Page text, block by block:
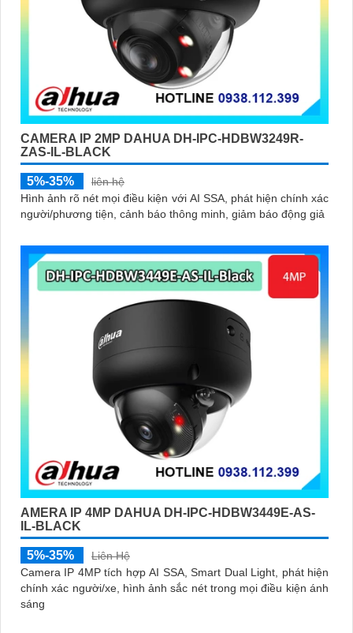
CAMERA IP 2MP DAHUA DH-IPC-HDBW3249R-
ZAS-IL-BLACK
5%-35%
liên hệ
Hình ảnh rõ nét mọi điều kiện với AI SSA, phát hiện chính xác
người/phương tiện, cảnh báo thông minh, giảm báo động giả
AMERA IP 4MP DAHUA DH-IPC-HDBW3449E-AS-
IL-BLACK
5%-35%
Liên Hệ
Camera IP 4MP tích hợp AI SSA, Smart Dual Light, phát hiện
chính xác người/xe, hình ảnh sắc nét trong mọi điều kiện ánh
sáng